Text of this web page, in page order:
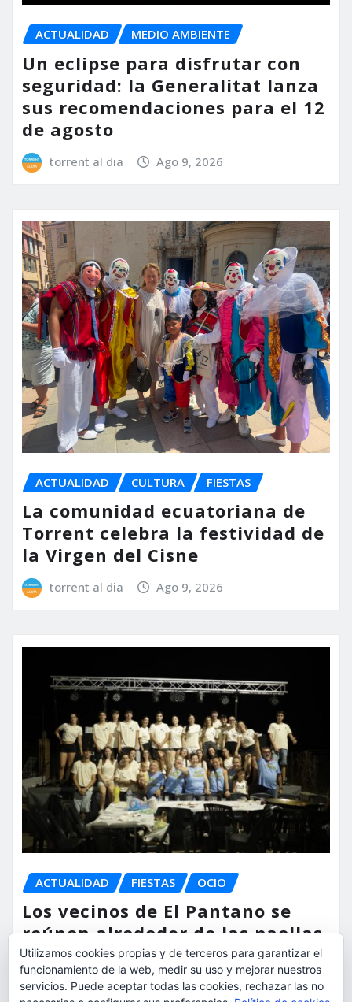
ACTUALIDAD MEDIO AMBIENTE
Un eclipse para disfrutar con
seguridad: la Generalitat lanza
sus recomendaciones para el 12
de agosto
torrent al dia Ago 9, 2026
ACTUALIDAD CULTURA FIESTAS
La comunidad ecuatoriana de
Torrent celebra la festividad de
la Virgen del Cisne
torrent al dia Ago 9, 2026
ACTUALIDAD FIESTAS OCIO
Los vecinos de El Pantano se
reúnen alrededor de las paellas
para celebrar sus fiestas
torrent al dia Ago 9, 2026
Utilizamos cookies propias y de terceros para garantizar el
funcionamiento de la web, medir su uso y mejorar nuestros
servicios. Puede aceptar todas las cookies, rechazar las no